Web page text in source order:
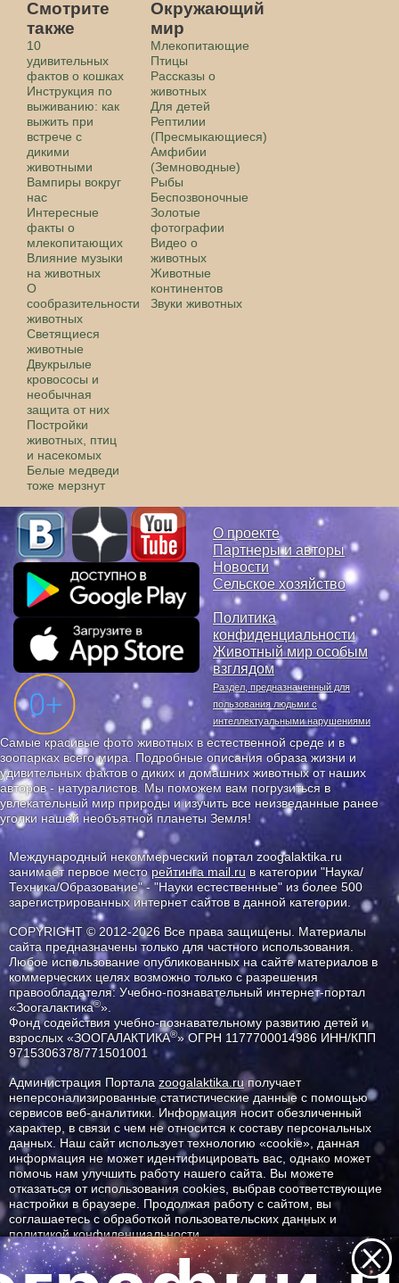
Смотрите
также
10
удивительных
фактов о кошках
Инструкция по
выживанию: как
выжить при
встрече с
дикими
животными
Вампиры вокруг
нас
Интересные
факты о
млекопитающих
Влияние музыки
на животных
О
сообразительности
животных
Светящиеся
животные
Двукрылые
кровососы и
необычная
защита от них
Постройки
животных, птиц
и насекомых
Белые медведи
тоже мерзнут
Окружающий
мир
Млекопитающие
Птицы
Рассказы о
животных
Для детей
Рептилии
(Пресмыкающиеся)
Амфибии
(Земноводные)
Рыбы
Беспозвоночные
Золотые
фотографии
Видео о
животных
Животные
континентов
Звуки животных
О проекте
Партнеры и авторы
Новости
Сельское хозяйство
Политика
конфиденциальности
Животный мир особым
взглядом
Раздел, предназначенный для
пользования людьми с
интеллектуальными нарушениями
Самые красивые фото животных в естественной среде и в
зоопарках всего мира. Подробные описания образа жизни и
удивительных фактов о диких и домашних животных от наших
авторов - натуралистов. Мы поможем вам погрузиться в
увлекательный мир природы и изучить все неизведанные ранее
уголки нашей необъятной планеты Земля!
Международный некоммерческий портал zoogalaktika.ru
занимает первое месторейтинга mail.ru в категории "Наука/
Техника/Образование" - "Науки естественные" из более 500
зарегистрированных интернет сайтов в данной категории.
COPYRIGHT © 2012-2026 Все права защищены. Материалы
сайта предназначены только для частного использования.
Любое использование опубликованных на сайте материалов в
коммерческих целях возможно только с разрешения
правообладателя: Учебно-познавательный интернет-портал
«Зоогалактика®».
Фонд содействия учебно-познавательному развитию детей и
взрослых «ЗООГАЛАКТИКА®» ОГРН 1177700014986 ИНН/КПП
9715306378/771501001
Администрация Портала zoogalaktika.ruполучает
неперсонализированные статистические данные с помощью
сервисов веб-аналитики. Информация носит обезличенный
характер, в связи с чем не относится к составу персональных
данных. Наш сайт использует технологию «cookie», данная
информация не может идентифицировать вас, однако может
помочь нам улучшить работу нашего сайта. Вы можете
отказаться от использования cookies, выбрав соответствующие
настройки в браузере. Продолжая работу с сайтом, вы
соглашаетесь с обработкой пользовательских данных и
политикой конфиденциальности.